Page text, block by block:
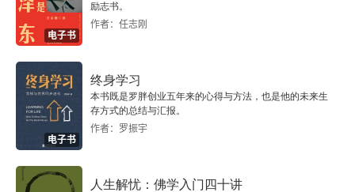
新使命：大英帝国危险的敌人
第八章 浑水湍流（伦敦，1757~1762年）
史蒂文森太太的房客：出使伦敦
富兰克林的伦敦世界
与佩恩家族开战
想纯洁公正，言之有据。正直：不冤枉伤害他人，
不忘记自己造福他人的责任。中庸：不走极端，如
果受到应有的伤害，不要恼怒。清洁：保持身体、
衣服和住所的整洁干净。平静：心如止水，不为琐
事、庸事或难以避免之事所扰。贞洁：克制欲望，
除非为了健康或生养后代，以免头脑愚钝、身体虚
弱，或损害自己和他人的安宁与名誉。读完这本书
电子书
励志书。
作者：任志刚
电子书
终身学习
本书既是罗胖创业五年来的心得与方法，也是他的未来生
存方式的总结与汇报。
作者：罗振宇
人生解忧：佛学入门四十讲